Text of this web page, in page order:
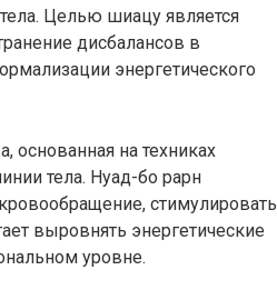
Целью шиацу является
дисбалансов в
энергетического
основанная на техниках
тела. Нуад-бо рарн
стимулировать
выровнять энергетические
уровне.